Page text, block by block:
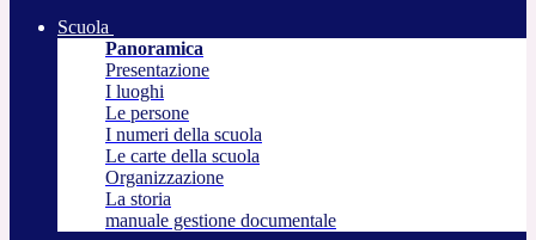
Scuola
Panoramica
Presentazione
I luoghi
Le persone
I numeri della scuola
Le carte della scuola
Organizzazione
La storia
manuale gestione documentale